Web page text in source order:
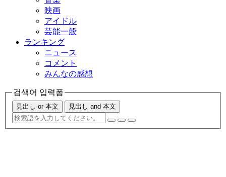
映画
アイドル
芸能一般
ランキング
ニュース
コメント
みんなの感想
검색어 입력폼
見出し or 本文 見出し and 本文